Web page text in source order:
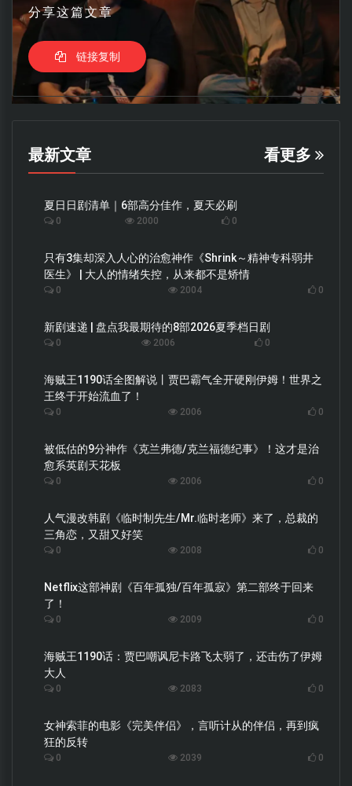
分享这篇文章
链接复制
最新文章 看更多
夏日日剧清单｜6部高分佳作，夏天必刷
0 2000 0
只有3集却深入人心的治愈神作《Shrink～精神专科弱井
医生》 | 大人的情绪失控，从来都不是矫情
0 2004 0
新剧速递 | 盘点我最期待的8部2026夏季档日剧
0 2006 0
海贼王1190话全图解说丨贾巴霸气全开硬刚伊姆！世界之
王终于开始流血了！
0 2006 0
被低估的9分神作《克兰弗德/克兰福德纪事》！这才是治
愈系英剧天花板
0 2006 0
人气漫改韩剧《临时制先生/Mr.临时老师》来了，总裁的
三角恋，又甜又好笑
0 2008 0
Netflix这部神剧《百年孤独/百年孤寂》第二部终于回来
了！
0 2009 0
海贼王1190话：贾巴嘲讽尼卡路飞太弱了，还击伤了伊姆
大人
0 2083 0
女神索菲的电影《完美伴侣》，言听计从的伴侣，再到疯
狂的反转
0 2039 0